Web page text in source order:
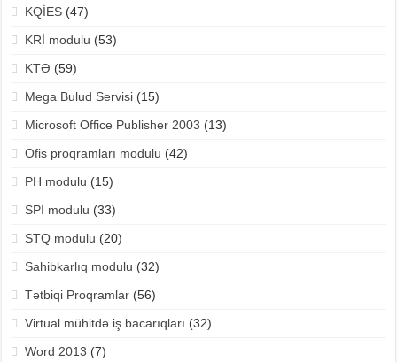
KQİES(47)
KRİ modulu (53)
KTƏ (59)
Mega Bulud Servisi(15)
Microsoft Office Publisher 2003 (13)
Ofis proqramları modulu (42)
PH modulu (15)
SPİ modulu (33)
STQ modulu (20)
Sahibkarlıq modulu (32)
Tətbiqi Proqramlar(56)
Virtual mühitdə iş bacarıqları (32)
Word 2013 (7)